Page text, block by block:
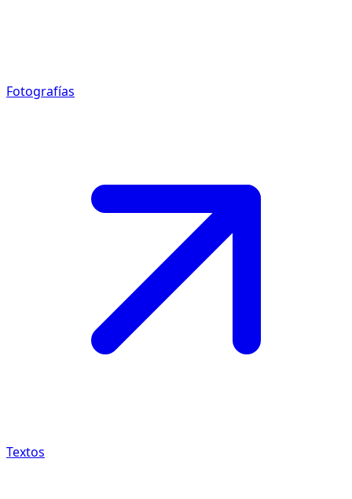
Fotografías
Textos